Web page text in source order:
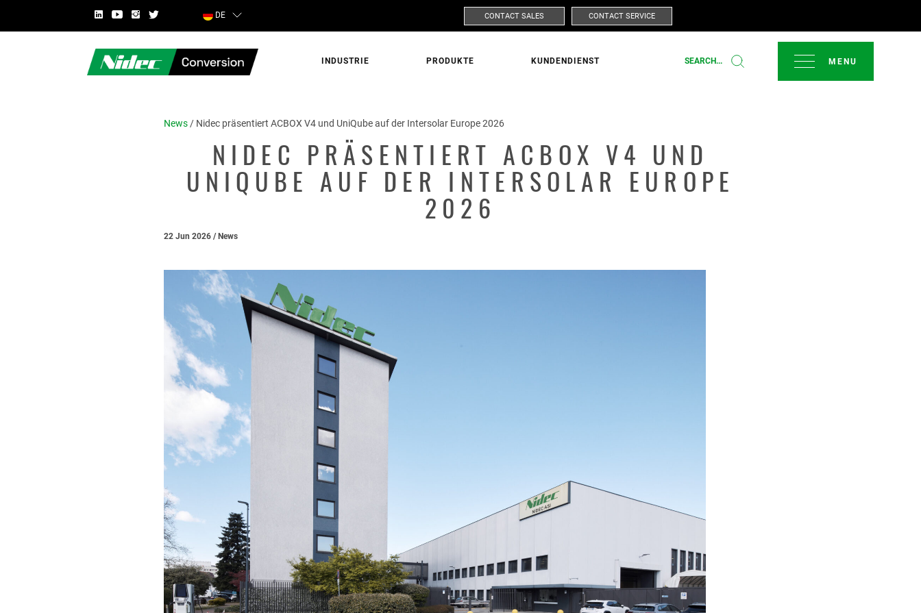
DE CONTACT SALES CONTACT SERVICE
SEARCH...
INDUSTRIE PRODUKTE KUNDENDIENST
News / Nidec präsentiert ACBOX V4 und UniQube auf der Intersolar Europe 2026
NIDEC PRÄSENTIERT ACBOX V4 UND
UNIQUBE AUF DER INTERSOLAR EUROPE
2026
22 Jun 2026 / News
FORDERN SIE WEITERE INFORMATIONEN AN!
MARKT PRODUKT
UNTERNEHMEN
TELEFONNUMMER